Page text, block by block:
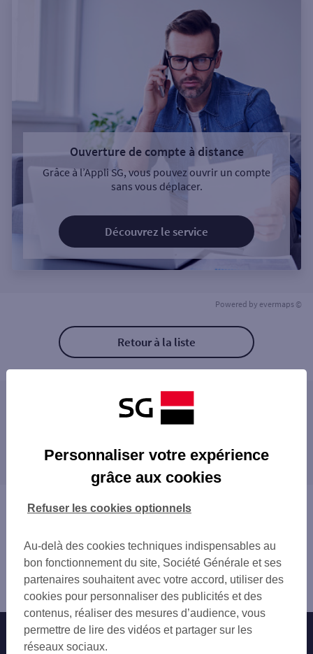
Ouverture de compte à distance
Grâce à l’Appli SG, vous pouvez ouvrir un compte
sans vous déplacer.
Découvrez le service
Powered by evermaps ©
Retour à la liste
Les agences SG PRO à proximité
IVRY SUR SEINE CENTRE
ALFORTVILLE
THIAIS
LE KREMLIN BICETRE
CHOISY LE ROI
L HAY LES ROSES
PARIS MASSENA
GENTILLY
CHARENTON LIBERTE
CHARENTON
proximité
ALFORTVILLE
CHOISY-LE-ROI
CHEVILLY-LARUE
LE KREMLIN-BICÊTRE
L'HAŸ-LES-ROSES
MAISONS-ALFORT
CHARENTON-LE-PONT
GENTILLY
Vous êtes ici : Accueil
Vitry sur Seine
Agence VITRY CENTRE
Nos engagements Nous contacter
Personnaliser votre expérience
grâce aux cookies
Au-delà des cookies techniques indispensables au
bon fonctionnement du site, Société Générale et ses
partenaires souhaitent avec votre accord, utiliser des
cookies pour personnaliser des publicités et des
contenus, réaliser des mesures d’audience, vous
permettre de lire des vidéos et partager sur les
réseaux sociaux.
Refuser les cookies optionnels